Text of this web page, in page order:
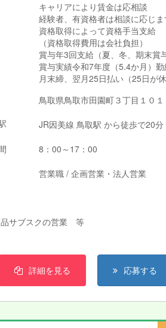
キャリアにより賃金は応相談
経験者、有資格者は相談に応じま
資格取得によって資格手当支給
（資格取得費用は会社負担）
賞与年3回支給（夏、冬、期末賞与
賞与実績令和7年度（5.4か月）
月末締、翌月25日払い（25日が
鳥取県鳥取市田園町３丁目１０１
JR因美線 鳥取駅 から徒歩で20分
8：00～17：00
営業職 / 企画営業・法人営業
サブスクの営業 等
詳細を見る 応募する